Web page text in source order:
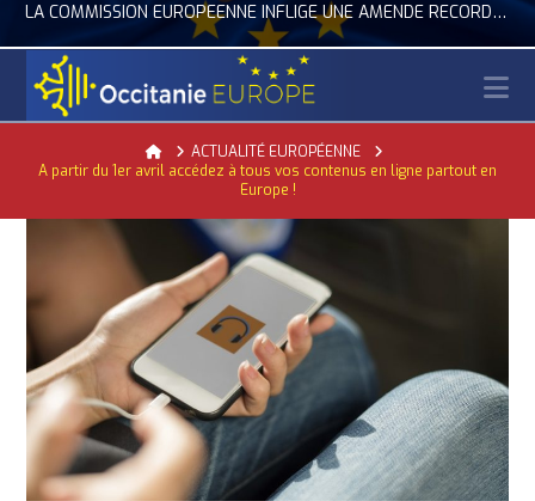
LA COMMISSION EUROPÉENNE INFLIGE UNE AMENDE RECORD À GOOGLE
ACTUALITÉ DE L'UNION EUROPÉENNE, ACTUALITÉ DE LA REPRÉSENTATION D’OCCITANIE EUROPE, NUMÉRIQUE- DIGITAL
JUILLET 24, 2026
HomeACTUALITÉ EUROPÉENNE
A partir du 1er avril accédez à tous vos contenus en ligne partout en
Europe !